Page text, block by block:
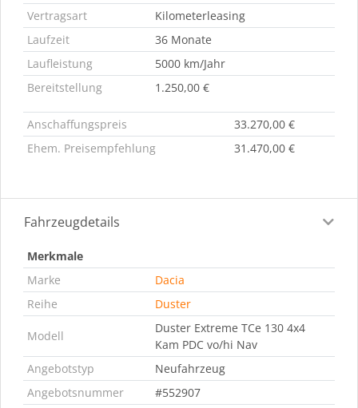
Vertragsart
Kilometerleasing
Laufzeit
36 Monate
Laufleistung
5000 km/Jahr
Bereitstellung
1.250,00 €
Anschaffungspreis
33.270,00 €
Ehem. Preisempfehlung
31.470,00 €
Fahrzeugdetails
Merkmale
Marke
Dacia
Reihe
Duster
Modell
Duster Extreme TCe 130 4x4
Kam PDC vo/hi Nav
Angebotstyp
Neufahrzeug
Angebotsnummer
#552907